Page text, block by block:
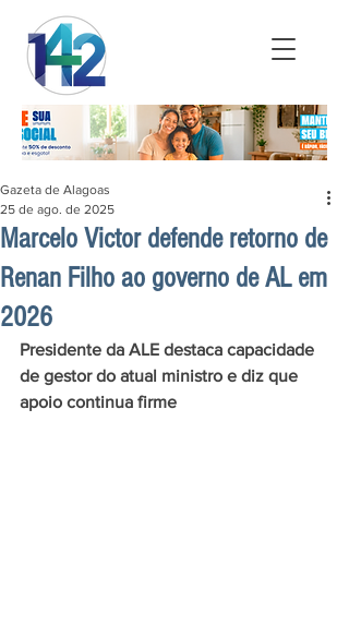
Marcelo Victor defende retorno de
Renan Filho ao governo de AL em
2026
Gazeta de Alagoas
25 de ago. de 2025
Presidente da ALE destaca capacidade
de gestor do atual ministro e diz que
apoio continua firme